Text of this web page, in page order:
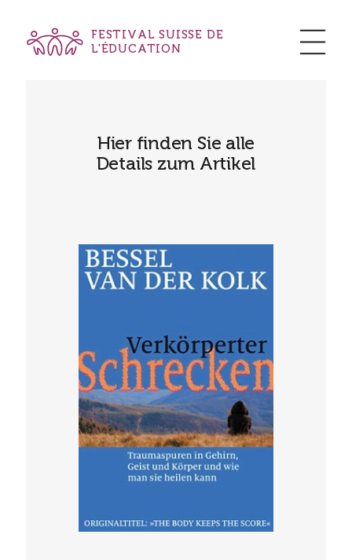
FESTIVAL SUISSE DE
L'ÉDUCATION
Hier finden Sie alle
Details zum Artikel